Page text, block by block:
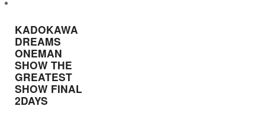
KADOKAWA
DREAMS
ONEMAN
SHOW THE
GREATEST
SHOW FINAL
2DAYS